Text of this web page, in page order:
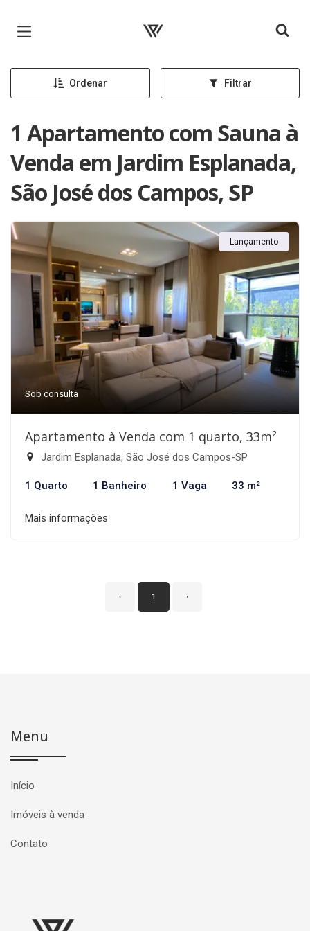
Página inicial
Ordenar Filtrar
1 Apartamento com Sauna à
Venda em Jardim Esplanada,
São José dos Campos, SP
Lançamento
Sob consulta
Apartamento à Venda com 1 quarto, 33m²
Jardim Esplanada, São José dos Campos-SP
1 Quarto 1 Banheiro 1 Vaga 33 m²
Mais informações
‹ 1 ›
Menu
Início
Imóveis à venda
Contato